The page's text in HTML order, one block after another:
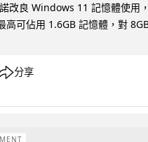
改良 Windows 11 記憶體使用
高可佔用 1.6GB 記憶體，對
分享